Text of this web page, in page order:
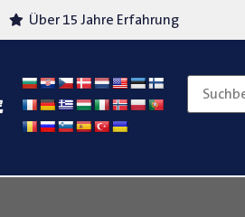
Über 15 Jahre Erfahrung